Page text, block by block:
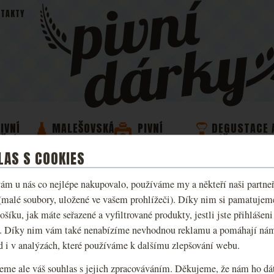
S COOKIES
u nás co nejlépe nakupovalo, používáme my a někteří naši
soubory, uložené ve vašem prohlížeči). Díky nim si
jak máte seřazené a vyfiltrované produkty, jestli jste přihlášeni
Díky nim vám také nenabízíme nevhodnou reklamu a pomáhají
i v analýzách, které používáme k dalšímu zlepšování webu.
ale váš souhlas s jejich zpracováváním. Děkujeme, že nám ho
TRIČKO KINGDOM
II - I FEEL QUITE
Oficiální tričko z Kingdom Come:
quite hungry…“ a logem
MALEŠOVSKÁ
PIVA
PIVNÍ
KOSMETIKA
DEGUSTACE
ZÁŽITKY